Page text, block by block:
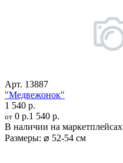
Арт. 13887
"Медвежонок"
1 540 р.
от 0 р.1 540 р.
В наличии на маркетплейсах
Размеры: ⌀ 52-54 см